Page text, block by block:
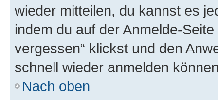
wieder mitteilen, du kannst es
indem du auf der Anmelde-
vergessen“ klickst und den
schnell wieder anmelden
Nach oben